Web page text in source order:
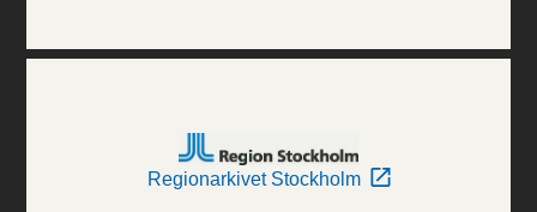
Regionarkivet Stockholm